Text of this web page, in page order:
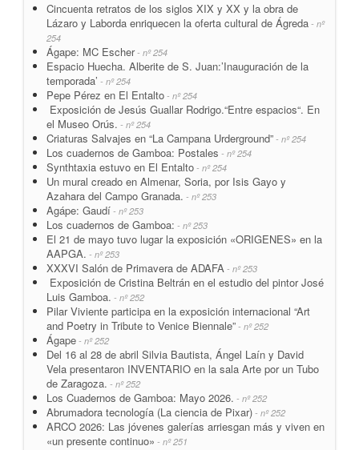
Cincuenta retratos de los siglos XIX y XX y la obra de
Lázaro y Laborda enriquecen la oferta cultural de Ágreda - nº
254
Ágape: MC Escher- nº 254
Espacio Huecha. Alberite de S. Juan:’Inauguración de la
temporada’ - nº 254
Pepe Pérez en El Entalto - nº 254
Exposición de Jesús Guallar Rodrigo.“Entre espacios“. En
el Museo Orús. - nº 254
Criaturas Salvajes en “La Campana Urderground” - nº 254
Los cuadernos de Gamboa: Postales - nº 254
Synthtaxia estuvo en El Entalto - nº 254
Un mural creado en Almenar, Soria, por Isis Gayo y
Azahara del Campo Granada. - nº 253
Agápe: Gaudí - nº 253
Los cuadernos de Gamboa: - nº 253
El 21 de mayo tuvo lugar la exposición «ORIGENES» en la
AAPGA. - nº 253
XXXVI Salón de Primavera de ADAFA - nº 253
Exposición de Cristina Beltrán en el estudio del pintor José
Luis Gamboa. - nº 252
Pilar Viviente participa en la exposición internacional “Art
and Poetry in Tribute to Venice Biennale” - nº 252
Ágape - nº 252
Del 16 al 28 de abril Silvia Bautista, Ángel Laín y David
Vela presentaron INVENTARIO en la sala Arte por un Tubo
de Zaragoza. - nº 252
Los Cuadernos de Gamboa: Mayo 2026. - nº 252
Abrumadora tecnología (La ciencia de Pixar) - nº 252
ARCO 2026: Las jóvenes galerías arriesgan más y viven en
«un presente continuo» - nº 251